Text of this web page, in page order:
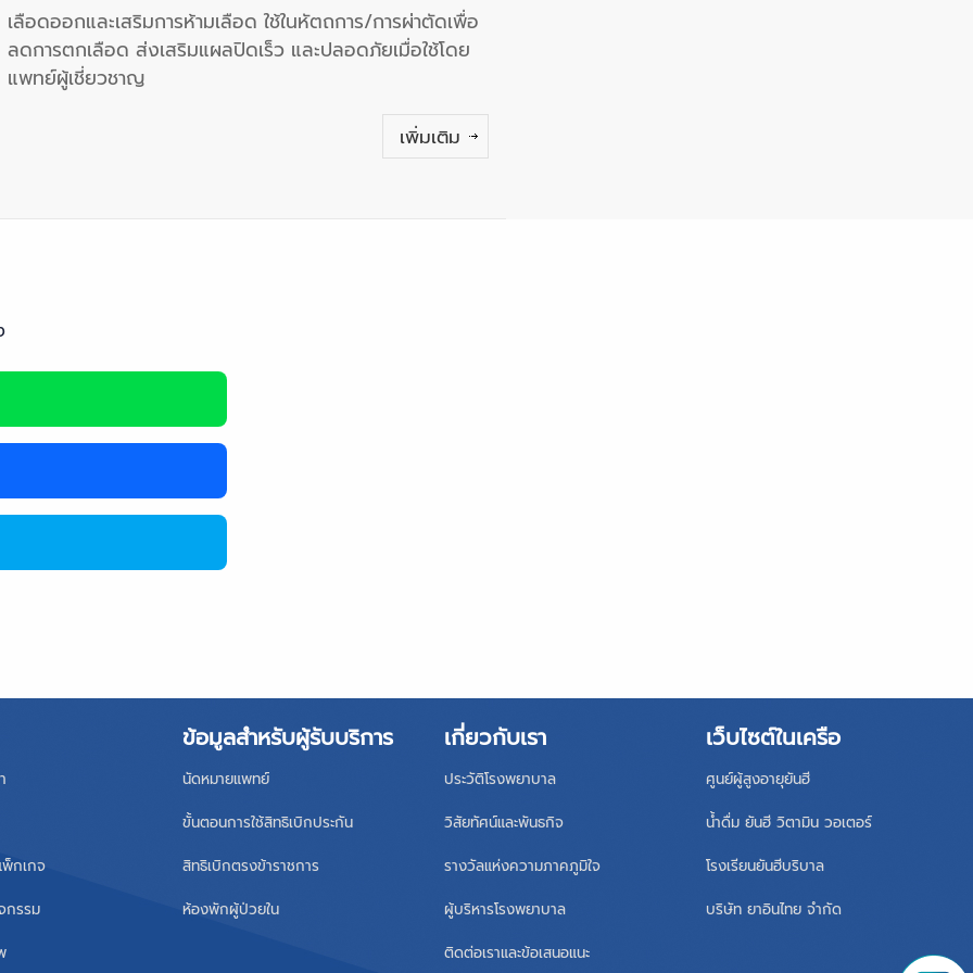
เลือดออกและเสริมการห้ามเลือด ใช้ในหัตถการ/การผ่าตัดเพื่อ
ลดการตกเลือด ส่งเสริมแผลปิดเร็ว และปลอดภัยเมื่อใช้โดย
แพทย์ผู้เชี่ยวชาญ
เพิ่มเติม
พ็กเกจ
กรรม
ข้อมูลสำหรับผู้รับบริการ
นัดหมายแพทย์
ขั้นตอนการใช้สิทธิเบิกประกัน
สิทธิเบิกตรงข้าราชการ
ห้องพักผู้ป่วยใน
เกี่ยวกับเรา
ประวัติโรงพยาบาล
วิสัยทัศน์และพันธกิจ
รางวัลแห่งความภาคภูมิใจ
ผู้บริหารโรงพยาบาล
ติดต่อเราและข้อเสนอแนะ
เว็บไซต์ในเครือ
ศูนย์ผู้สูงอายุยันฮี
น้ำดื่ม ยันฮี วิตามิน วอเตอร์
โรงเรียนยันฮีบริบาล
บริษัท ยาอินไทย จำกัด